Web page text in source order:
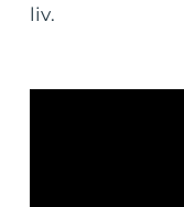
liv.